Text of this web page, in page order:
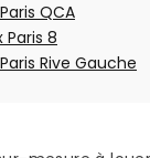
QCA
8
Rive Gauche